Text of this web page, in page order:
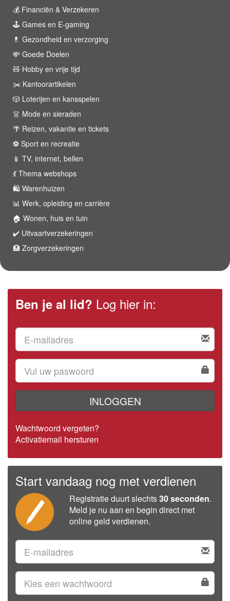
💰 Financiën & Verzekeren
🕹 Games en E-gaming
💊 Gezondheid en verzorging
💸 Goede Doelen
🧸 Hobby en vrije tijd
✂️ Kantoorartikelen
🎲 Loterijen en kansspelen
👗 Mode en sieraden
🌴 Reizen, vakantie en tickets
⚽️ Sport en recreatie
📱 TV, internet, bellen
💃 Thema webshops
🛍 Warenhuizen
📊 Werk, opleiding en carrière
🏠 Wonen, huis en tuin
✔️ Uitvaartverzekeringen
🏥 Zorgverzekeringen
Ben je al lid? Log hier in:
INLOGGEN
Wachtwoord vergeten?
Activatiemail hersturen
Start vandaag nog met verdienen
Registratie duurt slechts30 seconden.
Meld je nu aan en begin direct met
online geld verdienen.